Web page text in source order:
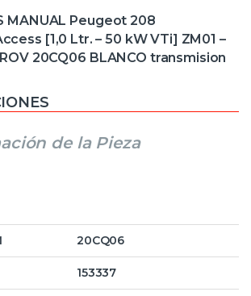
MANUAL Peugeot 208
[1,0 Ltr. – 50 kW VTi] ZM01 –
20CQ06 BLANCO transmision
de la Pieza
20CQ06
153337